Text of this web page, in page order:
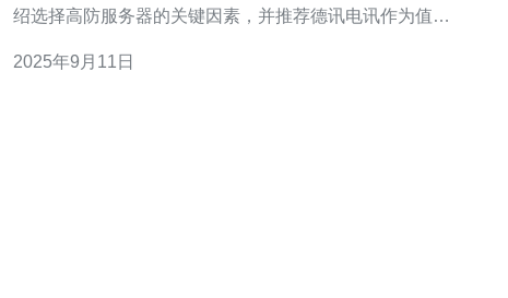
绍选择高防服务器的关键因素，并推荐德讯电讯作为值得
防服务器的定义与重要性 高防服务器是一种专门设计用于
2025年9月11日